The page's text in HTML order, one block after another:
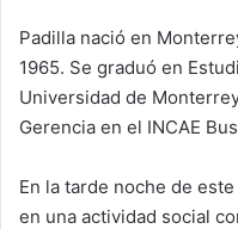
Padilla nació en
1965. Se graduó en
Universidad de
Gerencia en el INCAE
En la tarde noche de
en una actividad social